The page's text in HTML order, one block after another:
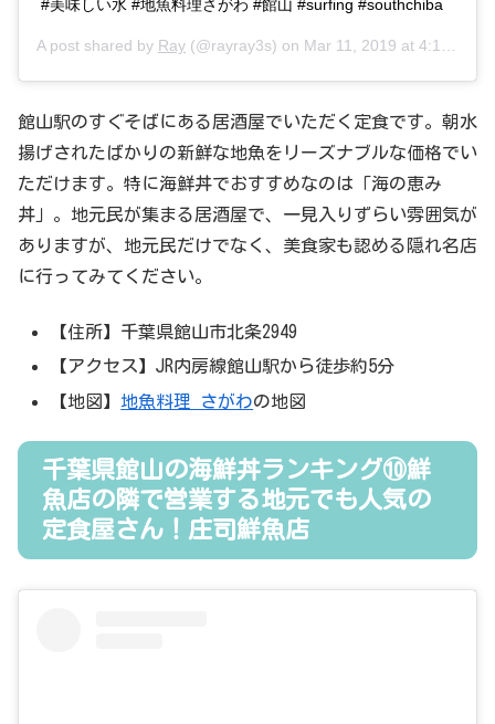
#美味しい水 #地魚料理さがわ #館山 #surfing #southchiba
A post shared by Ray (@rayray3s) on Mar 11, 2019 at 4:15am PDT
館山駅のすぐそばにある居酒屋でいただく定食です。朝水
揚げされたばかりの新鮮な地魚をリーズナブルな価格でい
ただけます。特に海鮮丼でおすすめなのは「海の恵み
丼」。地元民が集まる居酒屋で、一見入りずらい雰囲気が
ありますが、地元民だけでなく、美食家も認める隠れ名店
に行ってみてください。
【住所】千葉県館山市北条2949
【アクセス】JR内房線館山駅から徒歩約5分
【地図】 地魚料理 さがわの地図
千葉県館山の海鮮丼ランキング⑩鮮
魚店の隣で営業する地元でも人気の
定食屋さん！庄司鮮魚店